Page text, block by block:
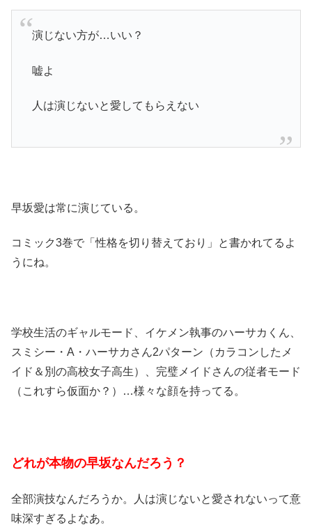
演じない方が…いい？
嘘よ
人は演じないと愛してもらえない
早坂愛は常に演じている。
コミック3巻で「性格を切り替えており」と書かれてるよ
うにね。
学校生活のギャルモード、イケメン執事のハーサカくん、
スミシー・A・ハーサカさん2パターン（カラコンしたメ
イド＆別の高校女子高生）、完璧メイドさんの従者モード
（これすら仮面か？）…様々な顔を持ってる。
どれが本物の早坂なんだろう？
全部演技なんだろうか。人は演じないと愛されないって意
味深すぎるよなあ。